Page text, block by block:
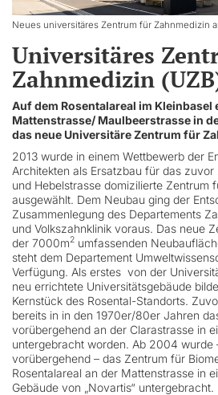
Neues universitäres Zentrum für Zahnmedizin
Universitäres
Zahnmedizin
Auf dem Rosentalareal im Kleinbasel
Mattenstrasse/ Maulbeerstrasse in
das neue Universitäre Zentrum für
2013 wurde in einem Wettbewerb der
Architekten als Ersatzbau für das
und Hebelstrasse domizilierte Zentrum
ausgewählt. Dem Neubau ging der
Zusammenlegung des Departements
und Volkszahnklinik voraus. Das neue
der 7000m2 umfassenden
steht dem Departement
Verfügung. Als erstes von der
neu errichtete Universitätsgebäude
Kernstück des Rosental-Standorts.
bereits in in den 1970er/80er Jahren
vorübergehend an der Clarastrasse in
untergebracht worden. Ab 2004 wurde
vorübergehend – das Zentrum für
Rosentalareal an der Mattenstrasse in
Gebäude von „Novartis“ untergebracht.